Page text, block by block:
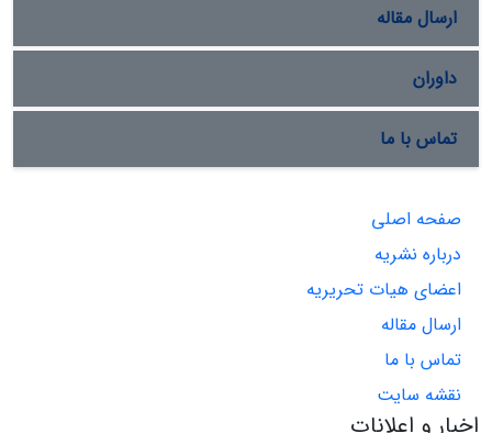
ارسال مقاله
داوران
تماس با ما
صفحه اصلی
درباره نشریه
اعضای هیات تحریریه
ارسال مقاله
تماس با ما
نقشه سایت
اخبار و اعلانات